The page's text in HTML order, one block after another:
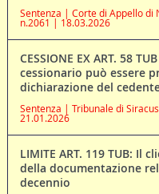
Sentenza | Corte di Appello di
n.2061 | 18.03.2026
CESSIONE EX ART. 58
cessionario può essere
dichiarazione del
Sentenza | Tribunale di
21.01.2026
LIMITE ART. 119 TUB: Il
della documentazione
decennio